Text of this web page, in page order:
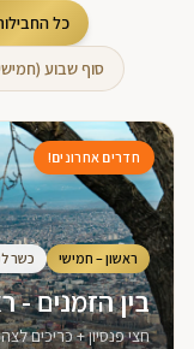
כל
סוף שבוע
חדרים אחרונים!
ראשון – חמישי כשר
בין הזמנים -
חצי פנסיון + כריכים